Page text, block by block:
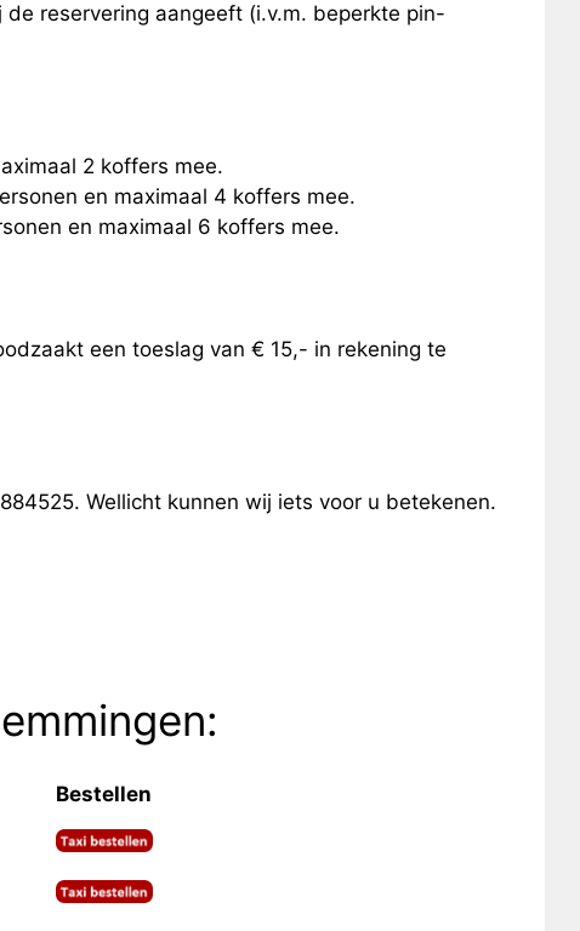
reservering aangeeft (i.v.m. beperkte pin-
2 koffers mee.
en maximaal 4 koffers mee.
en maximaal 6 koffers mee.
een toeslag van € 15,- in rekening te
Wellicht kunnen wij iets voor u betekenen.
Bestellen